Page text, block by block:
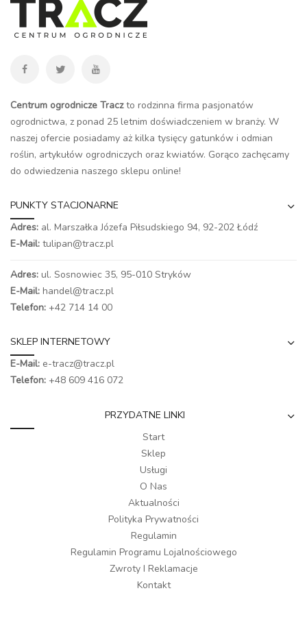
Centrum ogrodnicze Traczto rodzinna firma pasjonatów
ogrodnictwa, z ponad 25 letnim doświadczeniem w branży. W
naszej ofercie posiadamy aż kilka tysięcy gatunków i odmian
roślin, artykułów ogrodniczych oraz kwiatów. Gorąco zachęcamy
do odwiedzenia naszego sklepu online!
PUNKTY STACJONARNE
Adres: al. Marszałka Józefa Piłsudskiego 94, 92-202 Łódź
E-Mail: tulipan@tracz.pl
Adres: ul. Sosnowiec 35, 95-010 Stryków
E-Mail: handel@tracz.pl
Telefon: +42 714 14 00
SKLEP INTERNETOWY
E-Mail: e-tracz@tracz.pl
Telefon: +48 609 416 072
PRZYDATNE LINKI
Start
Sklep
Usługi
O Nas
Aktualności
Polityka Prywatności
Regulamin
Regulamin Programu Lojalnościowego
Zwroty I Reklamacje
Kontakt